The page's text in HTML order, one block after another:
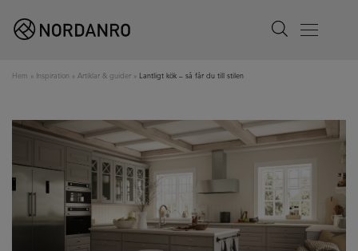
Search
Menu
Hem » Inspiration » Artiklar & guider » Lantligt kök – så får du till stilen